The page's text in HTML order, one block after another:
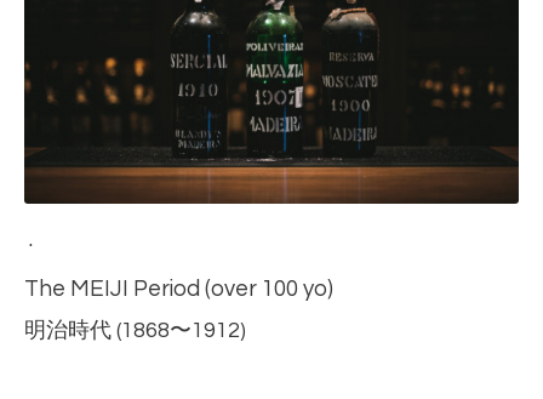
.
The MEIJI Period (over 100 yo)
明治時代 (1868〜1912)